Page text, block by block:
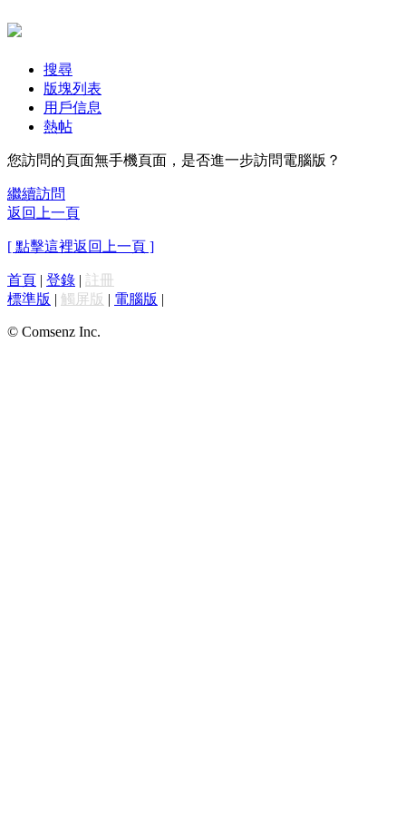
搜尋
版塊列表
用戶信息
熱帖
您訪問的頁面無手機頁面，是否進一步訪問電腦版？
繼續訪問
返回上一頁
[ 點擊這裡返回上一頁 ]
首頁 | 登錄 | 註冊
標準版 | 觸屏版 | 電腦版 |
© Comsenz Inc.